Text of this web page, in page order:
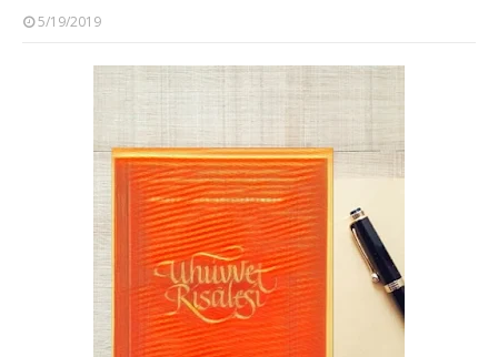
5/19/2019